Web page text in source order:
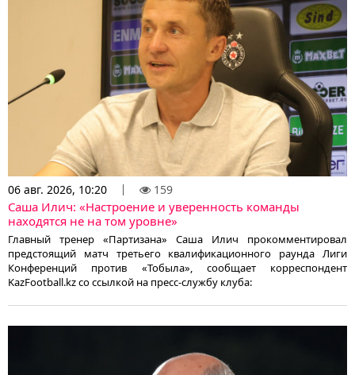
06 авг. 2026, 10:20 159
Саша Илич: «Настроение и уверенность команды
находятся не на том уровне»
Главный тренер «Партизана» Саша Илич прокомментировал
предстоящий матч третьего квалификационного раунда Лиги
Конференций против «Тобыла», сообщает корреспондент
KazFootball.kz со ссылкой на пресс-службу клуба: